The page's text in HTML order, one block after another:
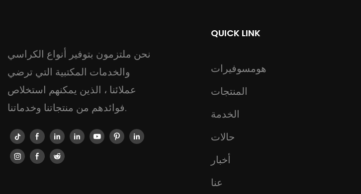
نحن ملتزمون بتوفير أنواع الكراسي
والخدمات المكتبية التي ترضي
عملائنا ، الذين يمكنهم استخلاص
فوائدهم من منتجاتنا وخدماتنا.
QUICK LINK
هومسوفيرات
المنتجات
الخدمة
حالات
أخبار
عنا